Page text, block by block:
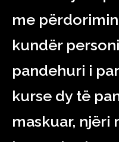
me
kundër
pandehuri i
kurse dy të
maskuar, njëri